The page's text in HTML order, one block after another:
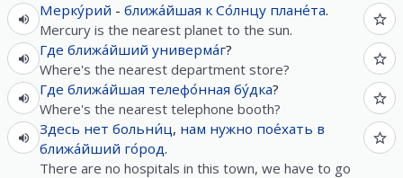
Мерку́рий - ближа́йшая к Со́лнцу плане́та.
Mercury is the nearest planet to the sun.
Где ближа́йший универма́г?
Where's the nearest department store?
Где ближа́йшая телефо́нная бу́дка?
Where's the nearest telephone booth?
Здесь нет больни́ц, нам нужно пое́хать в
ближа́йший го́род.
There are no hospitals in this town, we have to go